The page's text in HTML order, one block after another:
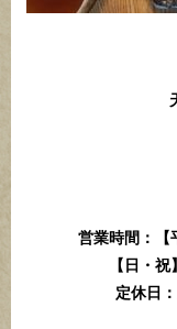
営業時間：【
【日・
定休日